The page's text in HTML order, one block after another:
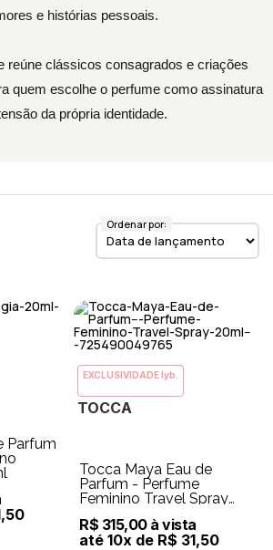
e histórias pessoais.
reúne clássicos consagrados e criações
quem escolhe o perfume como assinatura
da própria identidade.
Ordenar por:
Parfum
EXCLUSIVIDADE lyb.
TOCCA
Tocca Maya Eau de
Parfum - Perfume
Feminino Travel Spray
R$ 315,00 à vista
até 10x de R$ 31,50